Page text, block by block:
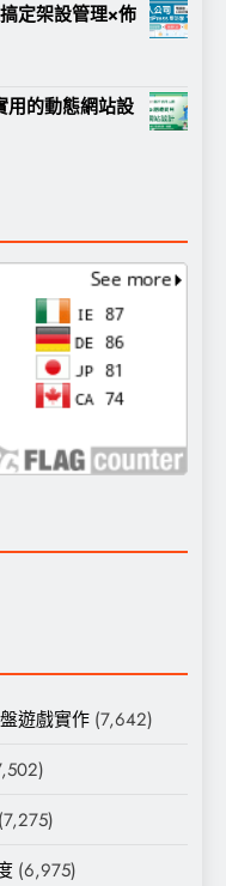
定架設管理×佈
的動態網站設
遊戲實作 (7,642)
(7,275)
(6,975)